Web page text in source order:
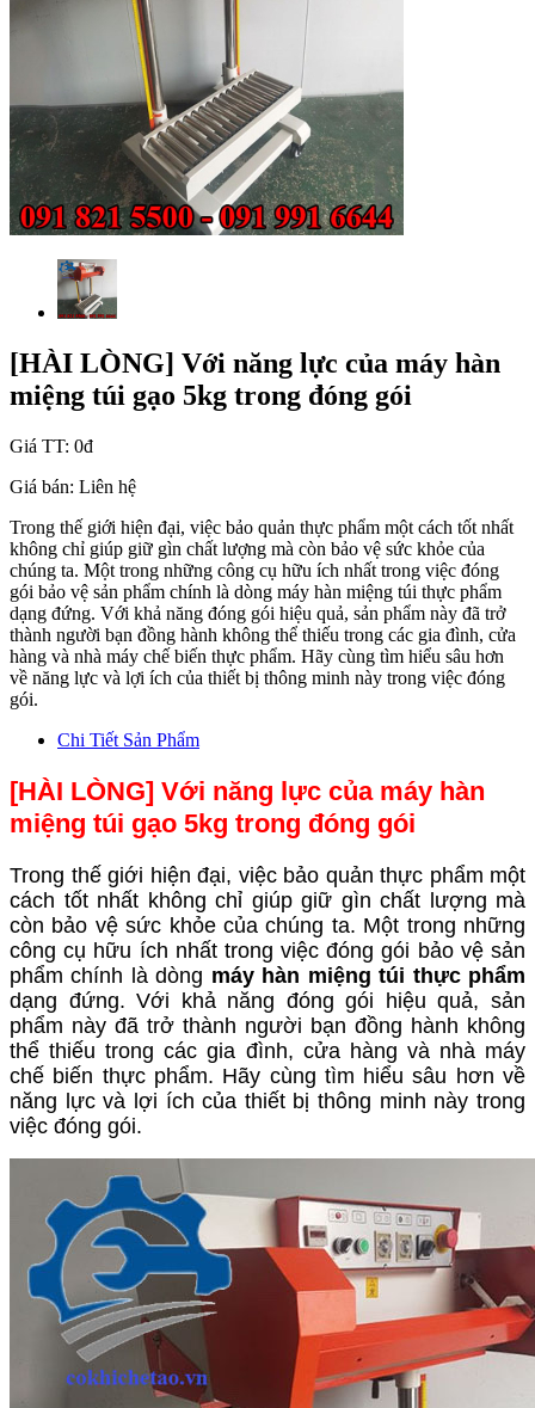
[HÀI LÒNG] Với năng lực của máy hàn
miệng túi gạo 5kg trong đóng gói
Giá TT: 0đ
Giá bán: Liên hệ
Trong thế giới hiện đại, việc bảo quản thực phẩm một cách tốt nhất
không chỉ giúp giữ gìn chất lượng mà còn bảo vệ sức khỏe của
chúng ta. Một trong những công cụ hữu ích nhất trong việc đóng
gói bảo vệ sản phẩm chính là dòng máy hàn miệng túi thực phẩm
dạng đứng. Với khả năng đóng gói hiệu quả, sản phẩm này đã trở
thành người bạn đồng hành không thể thiếu trong các gia đình, cửa
hàng và nhà máy chế biến thực phẩm. Hãy cùng tìm hiểu sâu hơn
về năng lực và lợi ích của thiết bị thông minh này trong việc đóng
gói.
Chi Tiết Sản Phẩm
[HÀI LÒNG] Với năng lực của máy hàn
miệng túi gạo 5kg trong đóng gói
Trong thế giới hiện đại, việc bảo quản thực phẩm một
cách tốt nhất không chỉ giúp giữ gìn chất lượng mà
còn bảo vệ sức khỏe của chúng ta. Một trong những
công cụ hữu ích nhất trong việc đóng gói bảo vệ sản
phẩm chính là dòng máy hàn miệng túi thực phẩm
dạng đứng. Với khả năng đóng gói hiệu quả, sản
phẩm này đã trở thành người bạn đồng hành không
thể thiếu trong các gia đình, cửa hàng và nhà máy
chế biến thực phẩm. Hãy cùng tìm hiểu sâu hơn về
năng lực và lợi ích của thiết bị thông minh này trong
việc đóng gói.